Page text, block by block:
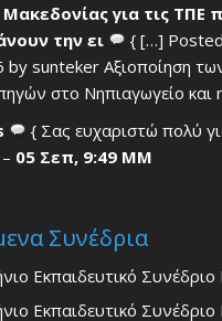
Μακεδονίας για τις ΤΠΕ
την ει
{ […]
sunteker Αξιοποίηση
στο Νηπιαγωγείο
{ Σας ευχαριστώ πολύ
05 Σεπ, 9:49 ΜΜ
Συνέδρια
Εκπαιδευτικό Συνέδριο
Εκπαιδευτικό Συνέδριο